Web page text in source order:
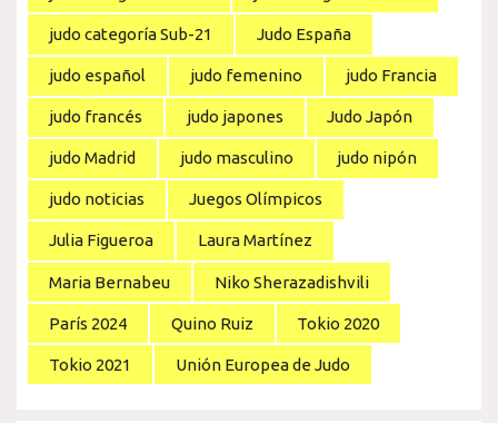
judo categoría Sub-21 Judo España
judo español judo femenino judo Francia
judo francés judo japones Judo Japón
judo Madrid judo masculino judo nipón
judo noticias Juegos Olímpicos
Julia Figueroa Laura Martínez
Maria Bernabeu Niko Sherazadishvili
París 2024 Quino Ruiz Tokio 2020
Tokio 2021 Unión Europea de Judo